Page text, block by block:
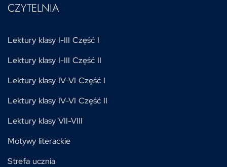
CZYTELNIA
Lektury klasy I-III Część I
Lektury klasy I-III Część II
Lektury klasy IV-VI Część I
Lektury klasy IV-VI Część II
Lektury klasy VII-VIII
Motywy literackie
Strefa ucznia